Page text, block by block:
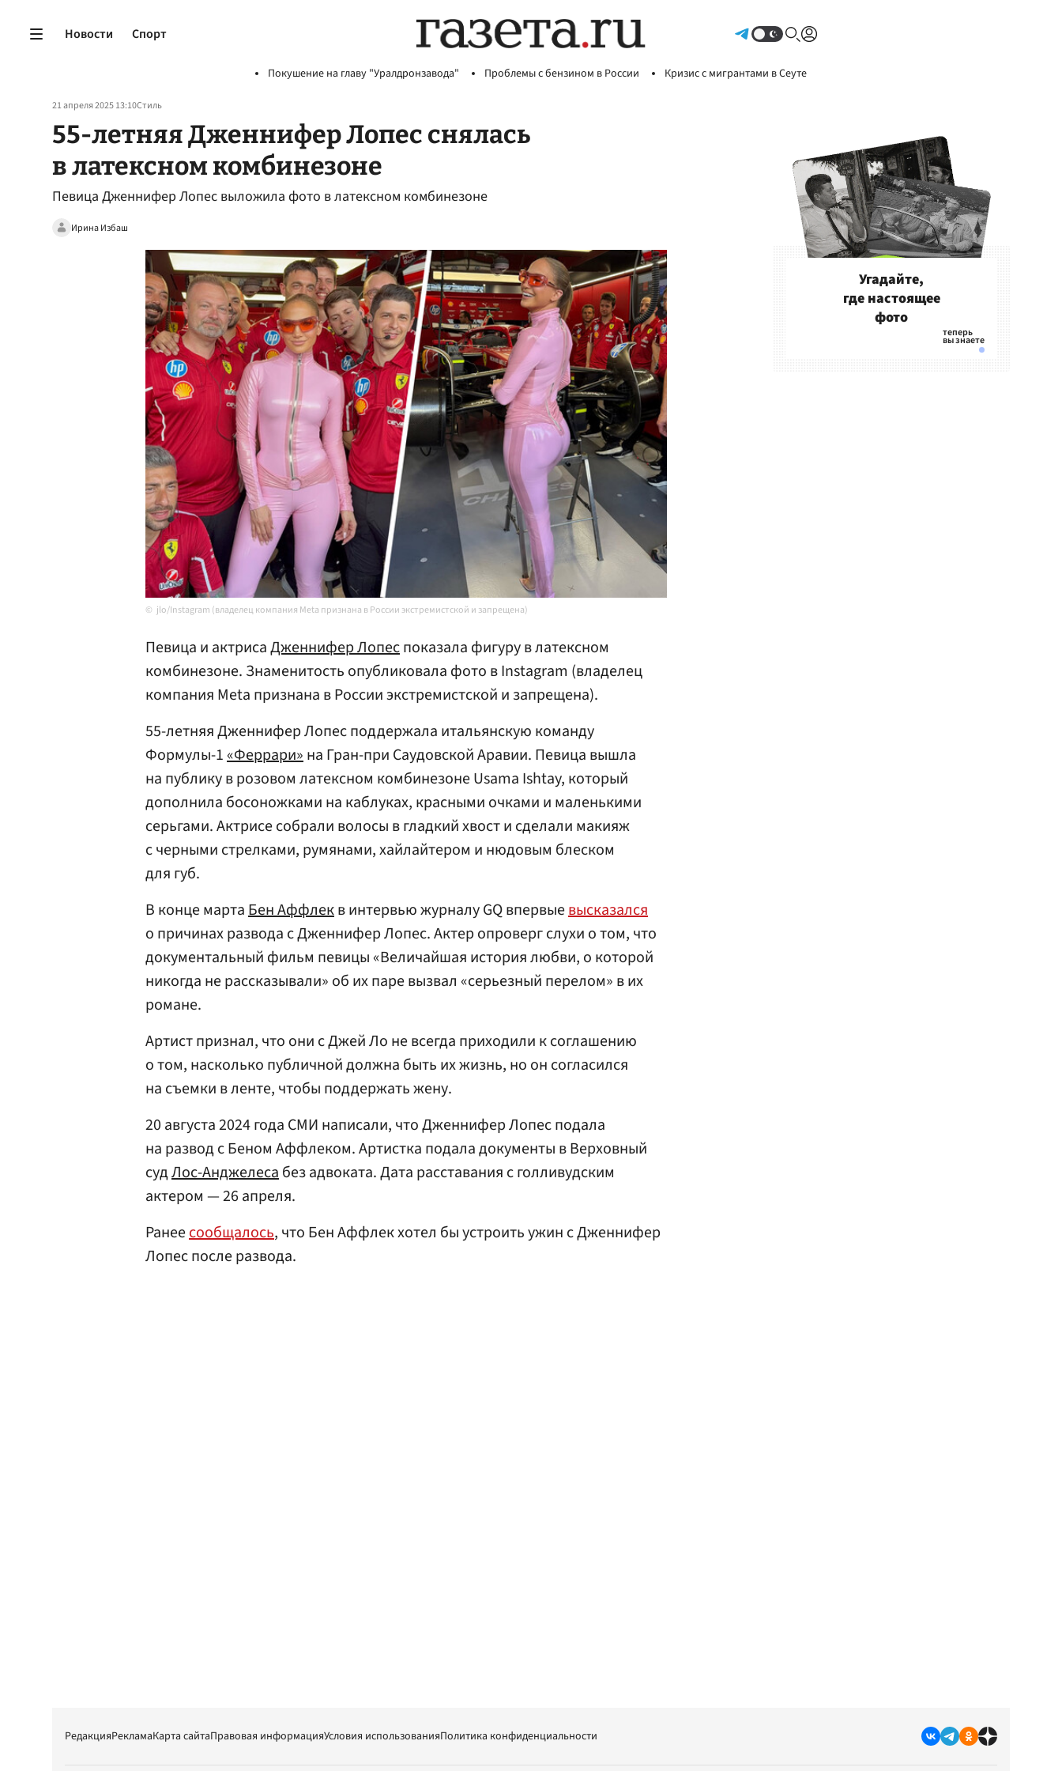
Новости Спорт
Покушение на главу "Уралдронзавода" Проблемы с бензином в России Кризис с мигрантами в Сеуте
21 апреля 2025 13:10Стиль
55-летняя Дженнифер Лопес снялась
в латексном комбинезоне
Певица Дженнифер Лопес выложила фото в латексном комбинезоне
Ирина Избаш
jlo/Instagram (владелец компания Meta признана в России экстремистской и запрещена)
Певица и актрисаДженнифер Лопеспоказала фигуру в латексном
комбинезоне. Знаменитость опубликовала фото в Instagram (владелец
компания Meta признана в России экстремистской и запрещена).
55-летняя Дженнифер Лопес поддержала итальянскую команду
Формулы-1«Феррари»на Гран-при Саудовской Аравии. Певица вышла
на публику в розовом латексном комбинезоне Usama Ishtay, который
дополнила босоножками на каблуках, красными очками и маленькими
серьгами. Актрисе собрали волосы в гладкий хвост и сделали макияж
с черными стрелками, румянами, хайлайтером и нюдовым блеском
для губ.
В конце мартаБен Аффлекв интервью журналу GQ впервыевысказался
о причинах развода с Дженнифер Лопес. Актер опроверг слухи о том, что
документальный фильм певицы «Величайшая история любви, о которой
никогда не рассказывали» об их паре вызвал «серьезный перелом» в их
романе.
Артист признал, что они с Джей Ло не всегда приходили к соглашению
о том, насколько публичной должна быть их жизнь, но он согласился
на съемки в ленте, чтобы поддержать жену.
20 августа 2024 года СМИ написали, что Дженнифер Лопес подала
на развод с Беном Аффлеком. Артистка подала документы в Верховный
судЛос-Анджелесабез адвоката. Дата расставания с голливудским
актером — 26 апреля.
Ранеесообщалось, что Бен Аффлек хотел бы устроить ужин с Дженнифер
Лопес после развода.
Угадайте,
где настоящее
фото
РедакцияРекламаКарта сайтаПравовая информацияУсловия использованияПолитика конфиденциальности